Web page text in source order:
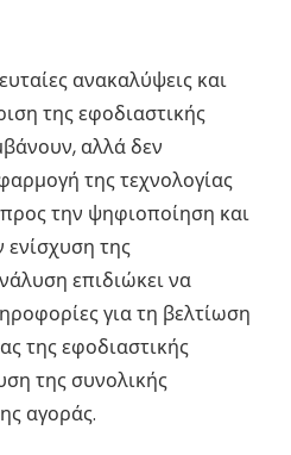
ανακαλύψεις και
της εφοδιαστικής
αλλά δεν
της τεχνολογίας
την ψηφιοποίηση και
ενίσχυση της
επιδιώκει να
για τη βελτίωση
της εφοδιαστικής
της συνολικής
αγοράς.